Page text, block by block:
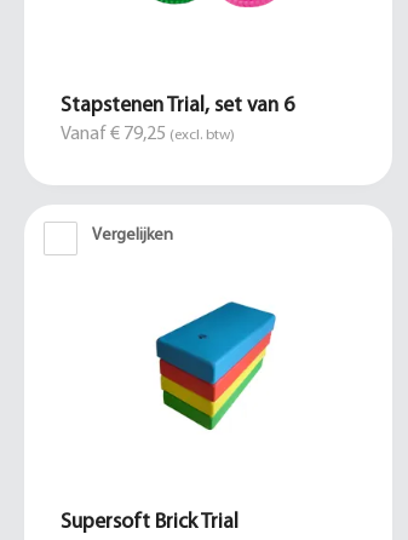
Stapstenen Trial, set van 6
Vanaf € 79,25 (excl. btw)
Vergelijken
Supersoft Brick Trial